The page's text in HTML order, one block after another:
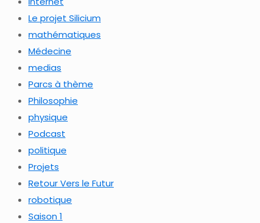
Le projet Silicium
mathématiques
Médecine
medias
Parcs à thème
Philosophie
physique
Podcast
politique
Projets
Retour Vers le Futur
robotique
Saison 1